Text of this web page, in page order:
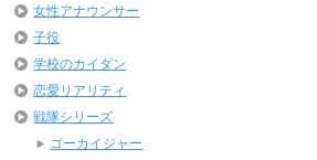
女性アナウンサー
子役
学校のカイダン
恋愛リアリティ
戦隊シリーズ
ゴーカイジャー